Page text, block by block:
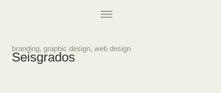
branding, graphic design, web design
Seisgrados